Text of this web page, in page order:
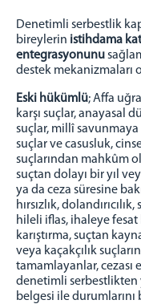
FAALİYETLERİMİZ
Kamu Yararına Çalışma
Koruma Kurulu
Kendi İşini Kurma
Sosyal Market
İyileştirme Çalışmaları
Bağımlılıkla Mücadele
Çocuk Hizmetleri
Manevi Rehberlik
Elektronik İzleme
PROJELER
Denetimli serbestlik
bireylerin istihdama
entegrasyonunu
destek mekanizmaları
Eski hükümlü; Affa
karşı suçlar, anayasal
suçlar, millî savunmaya
suçlar ve casusluk,
suçlarından mahkûm
suçtan dolayı bir yıl
ya da ceza süresine
hırsızlık,
hileli iflas, ihaleye fesat
karıştırma, suçtan
veya kaçakçılık
tamamlayanlar, cezası
denetimli
belgesi ile